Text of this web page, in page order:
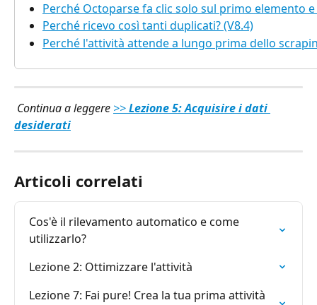
Perché Octoparse fa clic solo sul primo elemento
Perché ricevo così tanti duplicati? (V8.4)
Perché l'attività attende a lungo prima dello
Continua a leggere >> Lezione 5: Acquisire i dati
desiderati
Articoli correlati
Cos'è il rilevamento automatico e come
utilizzarlo?
Lezione 2: Ottimizzare l'attività
Lezione 7: Fai pure! Crea la tua prima attività